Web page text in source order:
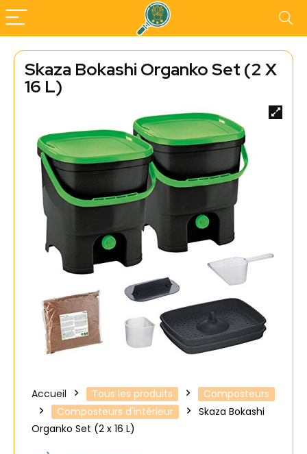
Skaza Bokashi Organko Set (2 X
16 L)
Accueil Tous les produits
Composteurs
Composteurs d'intérieur
Skaza Bokashi
Organko Set (2 x 16 L)